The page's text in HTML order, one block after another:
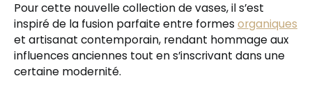
Pour cette nouvelle collection de vases, il s’est
inspiré de la fusion parfaite entre formes organiques
et artisanat contemporain, rendant hommage aux
influences anciennes tout en s’inscrivant dans une
certaine modernité.